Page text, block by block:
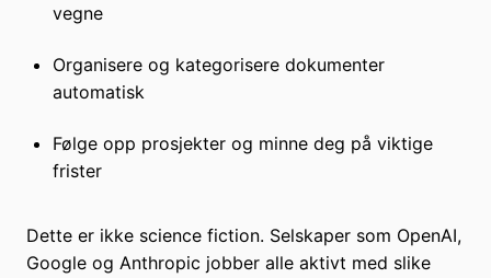
vegne
Organisere og kategorisere dokumenter
automatisk
Følge opp prosjekter og minne deg på viktige
frister
Dette er ikke science fiction. Selskaper som OpenAI,
Google og Anthropic jobber alle aktivt med slike